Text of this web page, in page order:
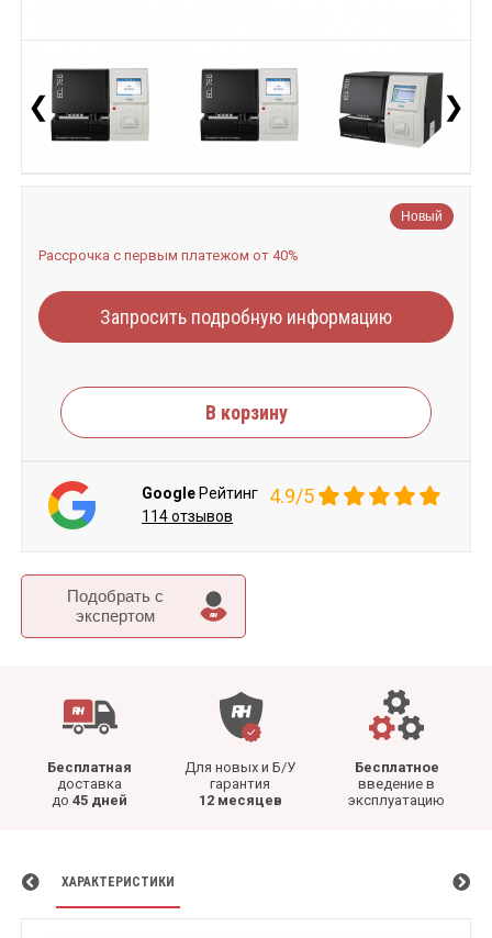
❮ ❯
Подобрать c
экспертом
Бесплатная
доставка
до 45 дней
Для новых и Б/У
гарантия
12 месяцев
Бесплатное
введение в
эксплуатацию
Новый
Рассрочка с первым платежом от 40%
Запросить подробную информацию
В корзину
Google Рейтинг 4.9/5
114 отзывов
ХАРАКТЕРИСТИКИ